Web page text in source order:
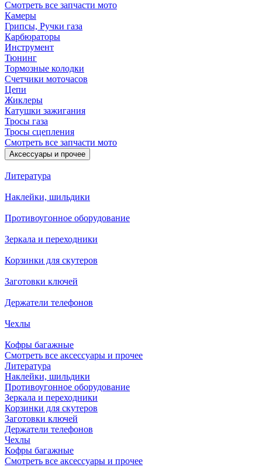
Смотреть все запчасти мото
Камеры
Грипсы, Ручки газа
Карбюраторы
Инструмент
Тюнинг
Тормозные колодки
Счетчики моточасов
Цепи
Жиклеры
Катушки зажигания
Тросы газа
Тросы сцепления
Смотреть все запчасти мото
Аксессуары и прочее
Литература
Наклейки, шильдики
Противоугонное оборудование
Зеркала и переходники
Корзинки для скутеров
Заготовки ключей
Держатели телефонов
Чехлы
Кофры багажные
Смотреть все аксессуары и прочее
Литература
Наклейки, шильдики
Противоугонное оборудование
Зеркала и переходники
Корзинки для скутеров
Заготовки ключей
Держатели телефонов
Чехлы
Кофры багажные
Смотреть все аксессуары и прочее